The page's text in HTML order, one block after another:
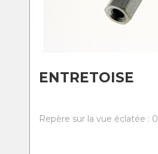
ENTRETOISE
Repère sur la vue éclatée : 0